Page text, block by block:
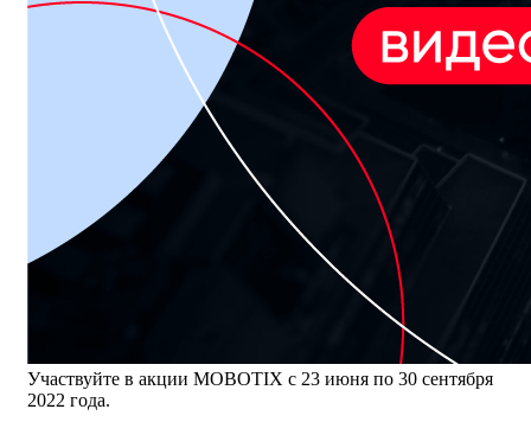
Участвуйте в акции MOBOTIX с 23 июня по 30 сентября
2022 года.